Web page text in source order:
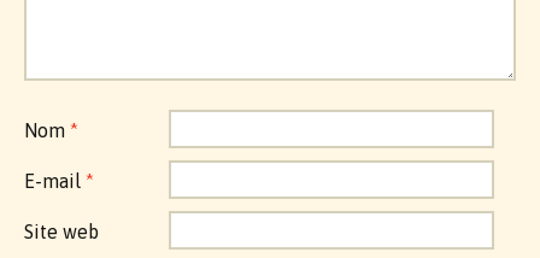
Nom *
E-mail *
Site web